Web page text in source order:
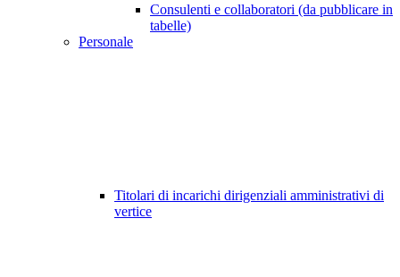
Consulenti e collaboratori (da pubblicare in
tabelle)
Personale
Titolari di incarichi dirigenziali amministrativi di
vertice